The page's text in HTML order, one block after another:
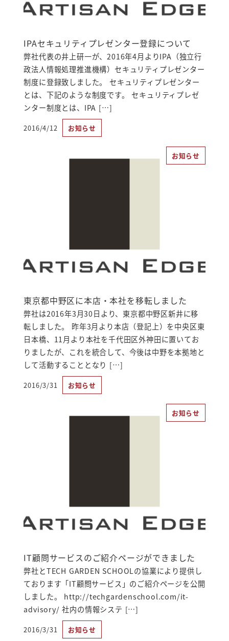
IPAセキュリティプレゼンター登録について
弊社代表の井上研一が、2016年4月よりIPA（独立行
政法人情報処理推進機構）セキュリティプレゼンター
制度に登録致しました。 セキュリティプレゼンター
とは、下記のような制度です。 セキュリティプレゼ
ンター制度とは、IPA […]
投稿日
2016/4/12 お知らせ
お知らせ
東京都中野区に本店・本社を移転しました
弊社は2016年3月30日より、東京都中野区新井に移
転しました。 昨年3月より本店（登記上）を中央区東
日本橋、11月より本社を千代田区外神田に置いてお
りましたが、これを統合して、今後は中野を本拠地と
して活動することとなり […]
投稿日
2016/3/31 お知らせ
お知らせ
IT顧問サービスのご紹介ページができました
弊社とTECH GARDEN SCHOOLの協業により提供し
ております「IT顧問サービス」のご紹介ページを公開
しました。 http://techgardenschool.com/it-
advisory/ 社内の情報システ […]
投稿日
2016/3/31 お知らせ